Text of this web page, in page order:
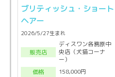
ブリティッシュ・ショート
ヘアー
2026/5/27生まれ
販売店
ディスワン各務原中
央店（犬猫コーナ
ー）
価格
158,000円